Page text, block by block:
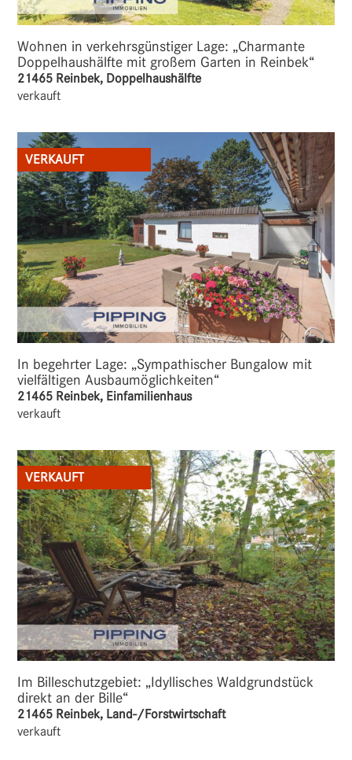
Wohnen in verkehrsgünstiger Lage: „Charmante
Doppelhaushälfte mit großem Garten in Reinbek“
21465 Reinbek, Doppelhaushälfte
verkauft
VERKAUFT
In begehrter Lage: „Sympathischer Bungalow mit
vielfältigen Ausbaumöglichkeiten“
21465 Reinbek, Einfamilienhaus
verkauft
VERKAUFT
Im Billeschutzgebiet: „Idyllisches Waldgrundstück
direkt an der Bille“
21465 Reinbek, Land-/Forstwirtschaft
verkauft